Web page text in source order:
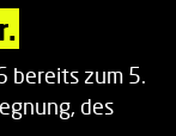
bereits zum 5.
des